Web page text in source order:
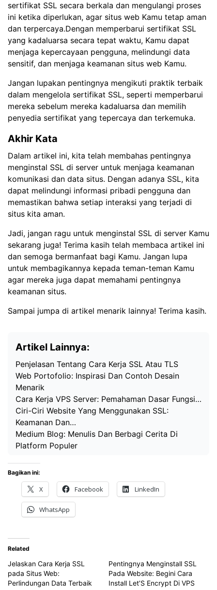
sertifikat SSL secara berkala dan mengulangi proses
ini ketika diperlukan, agar situs web Kamu tetap aman
dan terpercaya.Dengan memperbarui sertifikat SSL
yang kadaluarsa secara tepat waktu, Kamu dapat
menjaga kepercayaan pengguna, melindungi data
sensitif, dan menjaga keamanan situs web Kamu.
Jangan lupakan pentingnya mengikuti praktik terbaik
dalam mengelola sertifikat SSL, seperti memperbarui
mereka sebelum mereka kadaluarsa dan memilih
penyedia sertifikat yang tepercaya dan terkemuka.
Akhir Kata
Dalam artikel ini, kita telah membahas pentingnya
menginstal SSL di server untuk menjaga keamanan
komunikasi dan data situs. Dengan adanya SSL, kita
dapat melindungi informasi pribadi pengguna dan
memastikan bahwa setiap interaksi yang terjadi di
situs kita aman.
Jadi, jangan ragu untuk menginstal SSL di server Kamu
sekarang juga! Terima kasih telah membaca artikel ini
dan semoga bermanfaat bagi Kamu. Jangan lupa
untuk membagikannya kepada teman-teman Kamu
agar mereka juga dapat memahami pentingnya
keamanan situs.
Sampai jumpa di artikel menarik lainnya! Terima kasih.
Artikel Lainnya:
Penjelasan Tentang Cara Kerja SSL Atau TLS
Web Portofolio: Inspirasi Dan Contoh Desain
Menarik
Cara Kerja VPS Server: Pemahaman Dasar Fungsi…
Ciri-Ciri Website Yang Menggunakan SSL:
Keamanan Dan…
Medium Blog: Menulis Dan Berbagi Cerita Di
Platform Populer
Bagikan ini:
X Facebook LinkedIn
WhatsApp
Related
Jelaskan Cara Kerja SSL
pada Situs Web:
Perlindungan Data Terbaik
Pentingnya Menginstall SSL
Pada Website: Begini Cara
Install Let’S Encrypt Di VPS